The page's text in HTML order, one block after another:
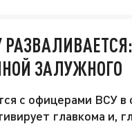
ЗАЛУЖНОГО
с офицерами ВСУ
главкома и,